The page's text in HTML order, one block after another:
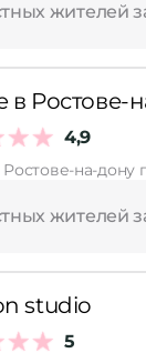
жителей
в
4,9
Ростове-на-
жителей
studio
5